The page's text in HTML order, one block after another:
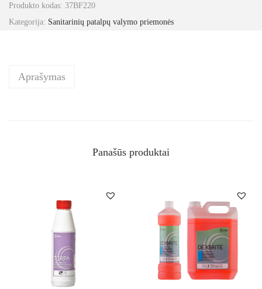
Produkto kodas: 37BF220
Kategorija: Sanitarinių patalpų valymo priemonės
Aprašymas
Panašūs produktai